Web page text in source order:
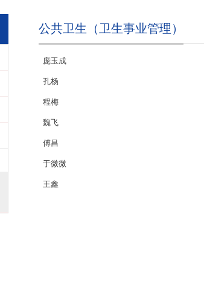
公共卫生（卫生事业管理）
庞玉成
孔杨
程梅
魏飞
傅昌
于微微
王鑫